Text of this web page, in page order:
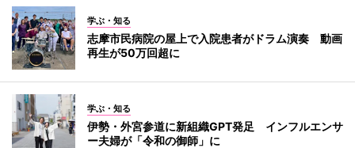
学ぶ・知る
志摩市民病院の屋上で入院患者がドラム演奏 動画
再生が50万回超に
学ぶ・知る
伊勢・外宮参道に新組織GPT発足 インフルエンサ
ー夫婦が「令和の御師」に